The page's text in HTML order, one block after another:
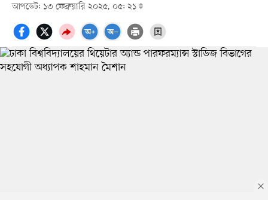
আপডেট: ১৩ ফেব্রুয়ারি ২০২৫, ০৫: ২১